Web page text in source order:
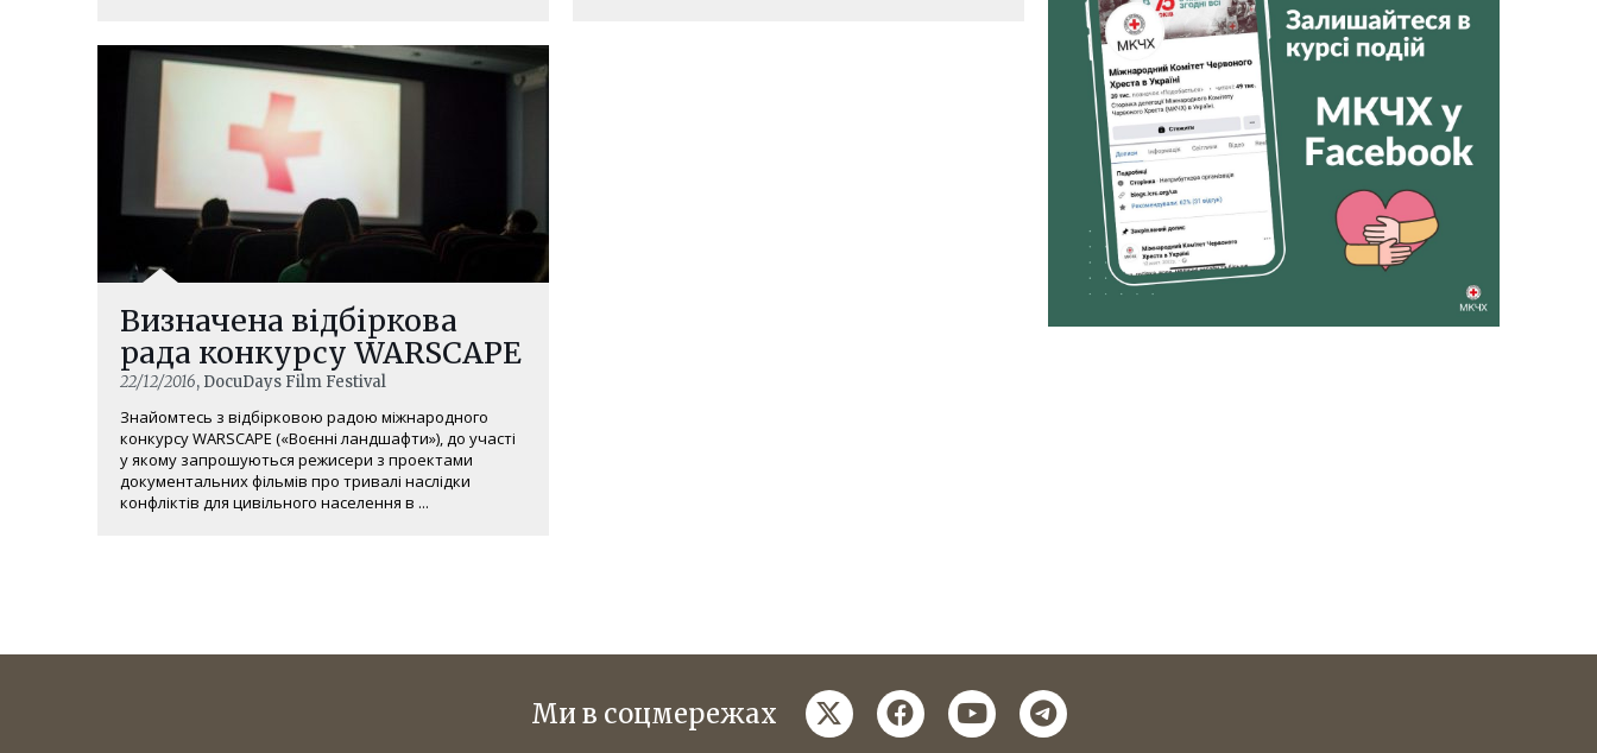
Визначена відбіркова
рада конкурсу WARSCAPE
22/12/2016, DocuDays Film Festival
Знайомтесь з відбірковою радою міжнародного
конкурсу WARSCAPE («Воєнні ландшафти»), до участі
у якому запрошуються режисери з проектами
документальних фільмів про тривалі наслідки
конфліктів для цивільного населення в ...
Ми в соцмережах twitterfacebookyoutubetelegram